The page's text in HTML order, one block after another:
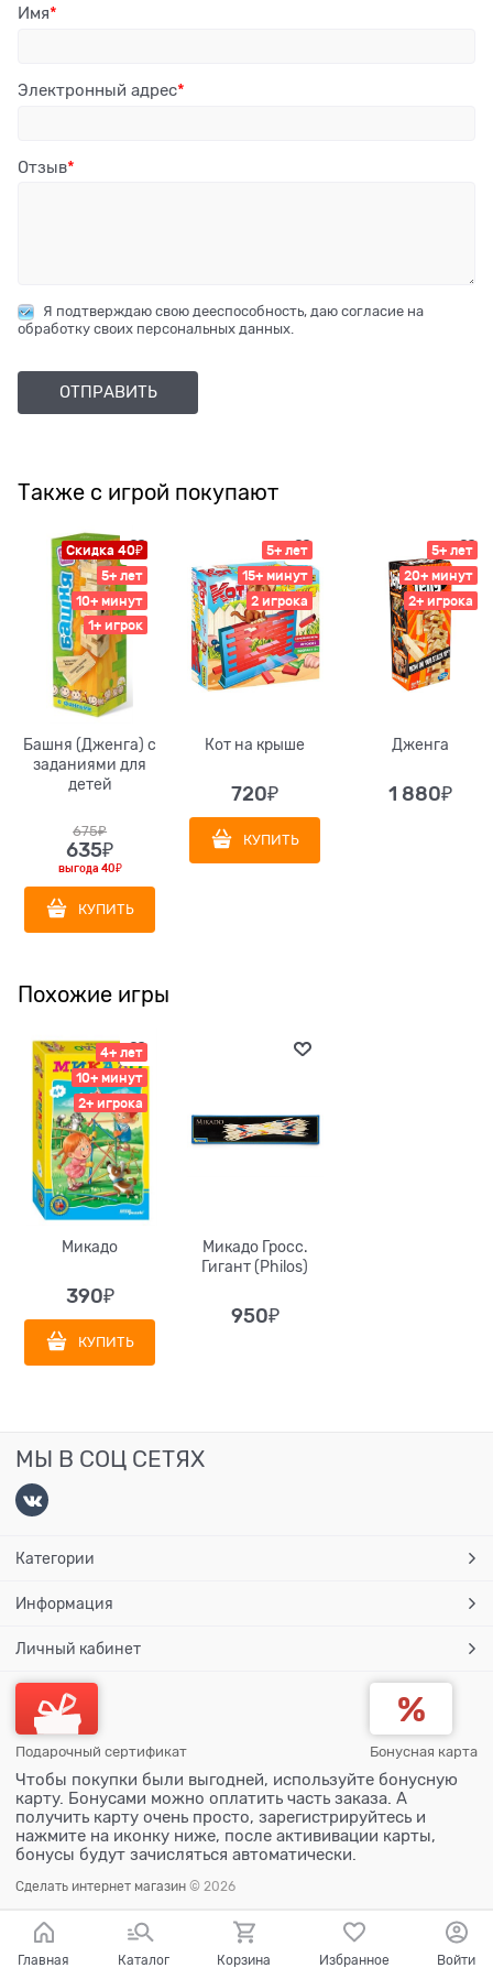
Имя
Электронный адрес
Отзыв
Я подтверждаю свою дееспособность, даю согласие на
обработку своих персональных данных.
Также с игрой покупают
Скидка 40₽
5+ лет
10+ минут
1+ игрок
Башня (Дженга) с
заданиями для
детей
675₽
635₽
выгода 40₽
КУПИТЬ
5+ лет
15+ минут
2 игрока
Кот на крыше
720₽
КУПИТЬ
5+ лет
20+ минут
2+ игрока
Дженга
1 880₽
Похожие игры
4+ лет
10+ минут
2+ игрока
Микадо
390₽
КУПИТЬ
Микадо Гросс.
Гигант (Philos)
950₽
МЫ В СОЦ СЕТЯХ
Категории
Информация
Личный кабинет
Подарочный сертификат Бонусная карта
Чтобы покупки были выгодней, используйте бонусную
карту. Бонусами можно оплатить часть заказа. А
получить карту очень просто, зарегистрируйтесь и
нажмите на иконку ниже, после актививации карты,
бонусы будут зачисляться автоматически.
Сделать интернет магазин © 2026
Главная Каталог Корзина Избранное Войти